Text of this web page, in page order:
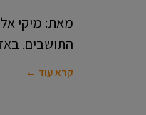
מאת: מיקי
התושבים.
קרא עוד ←